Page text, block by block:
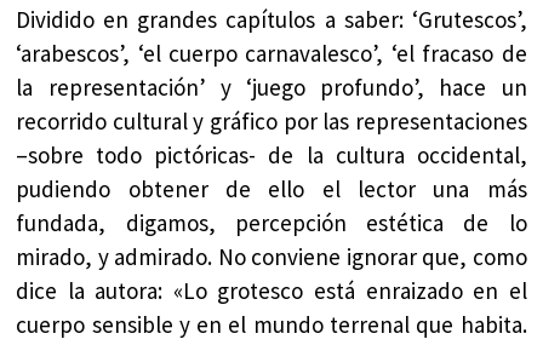
Dividido en grandes capítulos a saber: ‘Grutescos’,
‘arabescos’, ‘el cuerpo carnavalesco’, ‘el fracaso de
la representación’ y ‘juego profundo’, hace un
recorrido cultural y gráfico por las representaciones
–sobre todo pictóricas- de la cultura occidental,
pudiendo obtener de ello el lector una más
fundada, digamos, percepción estética de lo
mirado, y admirado. No conviene ignorar que, como
dice la autora: «Lo grotesco está enraizado en el
cuerpo sensible y en el mundo terrenal que habita.